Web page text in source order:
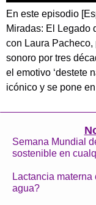
En este episodio
Miradas: El Legado
con Laura
sonoro por tres
el emotivo ‘destete
icónico y se pone
Semana Mundial
sostenible en
Lactancia
agua?